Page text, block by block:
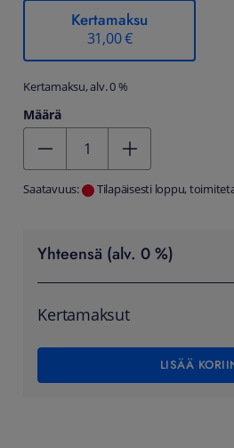
Kertamaksu
31,00 €
Kertamaksu, alv. 0 %
Määrä
Saatavuus: Tilapäisesti loppu,
Yhteensä (alv. 0 %)
Kertamaksut
LISÄÄ